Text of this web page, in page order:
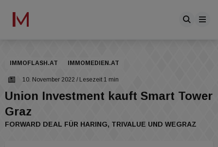
IMMOFLASH.AT IMMOMEDIEN.AT
10. November 2022 / Lesezeit 1 min
Union Investment kauft Smart Tower
Graz
FORWARD DEAL FÜR HARING, TRIVALUE UND WEGRAZ